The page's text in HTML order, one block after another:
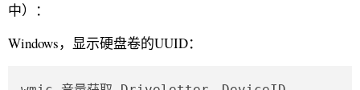
中）：
Windows，显示硬盘卷的UUID：